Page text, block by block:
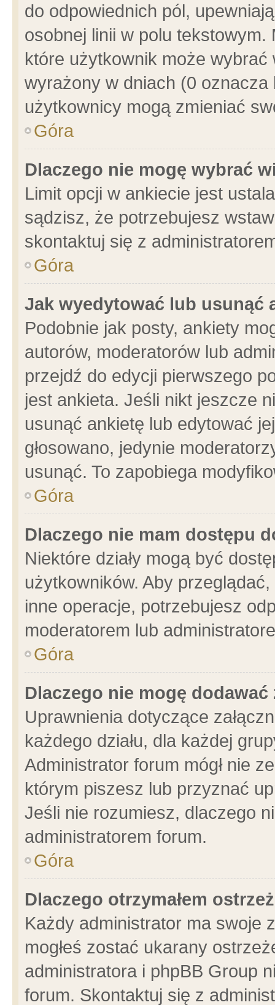
do odpowiednich pól,
osobnej linii w polu
które użytkownik może
wyrażony w dniach (0
użytkownicy mogą zmieniać
Góra
Dlaczego nie mogę wybrać
Limit opcji w ankiecie jest
sądzisz, że potrzebujesz
skontaktuj się z
Góra
Jak wyedytować lub usunąć
Podobnie jak posty, ankiety
autorów, moderatorów lub
przejdź do edycji pierwszego
jest ankieta. Jeśli nikt jeszcze
usunąć ankietę lub edytować
głosowano, jedynie
usunąć. To zapobiega
Góra
Dlaczego nie mam dostępu
Niektóre działy mogą być
użytkowników. Aby
inne operacje, potrzebujesz
moderatorem lub
Góra
Dlaczego nie mogę dodawać
Uprawnienia dotyczące
każdego działu, dla każdej
Administrator forum mógł nie
którym piszesz lub przyznać
Jeśli nie rozumiesz, dlaczego
administratorem forum.
Góra
Dlaczego otrzymałem
Każdy administrator ma swoje
mogłeś zostać ukarany
administratora i phpBB Group
forum. Skontaktuj się z